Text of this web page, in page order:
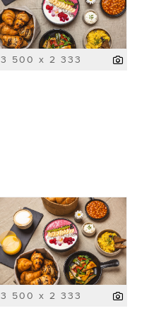
3 500 x 2 333
3 500 x 2 333